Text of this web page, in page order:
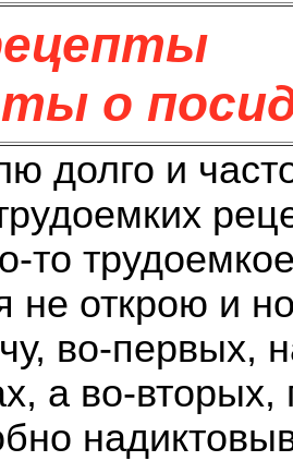
о
долго и
то
не открою и
во-первых,
а во-